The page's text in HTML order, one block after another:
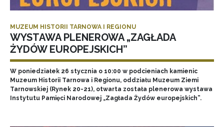
MUZEUM HISTORII TARNOWA I REGIONU
WYSTAWA PLENEROWA „ZAGŁADA
ŻYDÓW EUROPEJSKICH”
W poniedziałek 26 stycznia o 10:00 w podcieniach kamienic
Muzeum Historii Tarnowa i Regionu, oddziału Muzeum Ziemi
Tarnowskiej (Rynek 20-21), otwarta została plenerowa wystawa
Instytutu Pamięci Narodowej „Zagłada Żydów europejskich”.